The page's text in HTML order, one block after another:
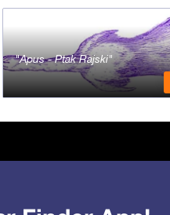
Apus - Ptak Rajski